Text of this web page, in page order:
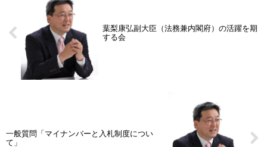
葉梨康弘副大臣（法務兼内閣府）の活躍を期
する会
一般質問「マイナンバーと入札制度につい
て」